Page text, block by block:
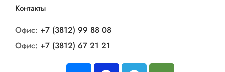
Контакты
Офис: +7 (3812) 99 88 08
Офис: +7 (3812) 67 21 21